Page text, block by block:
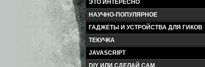
ЭТО ИНТЕРЕСНО
НАУЧНО-ПОПУЛЯРНОЕ
ГАДЖЕТЫ И УСТРОЙСТВА ДЛЯ ГИКОВ
ТЕКУЧКА
JAVASCRIPT
DIY ИЛИ СДЕЛАЙ САМ